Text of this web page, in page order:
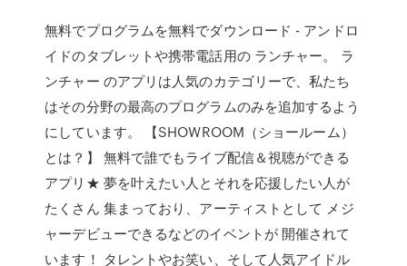
無料でプログラムを無料でダウンロード - アンドロ
イドのタブレットや携帯電話用の ランチャー。 ラ
ンチャー のアプリは人気のカテゴリーで、私たち
はその分野の最高のプログラムのみを追加するよう
にしています。 【SHOWROOM（ショールーム）
とは？】 無料で誰でもライブ配信＆視聴ができる
アプリ★ 夢を叶えたい人とそれを応援したい人が
たくさん 集まっており、アーティストとして メジ
ャーデビューできるなどのイベントが 開催されて
います！ タレントやお笑い、そして人気アイドル